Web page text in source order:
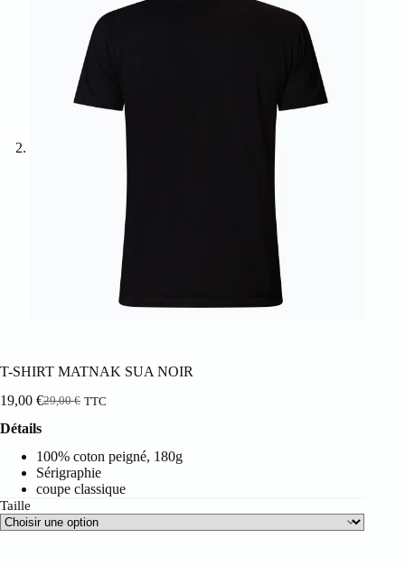
T-SHIRT MATNAK SUA NOIR
29,00€
Le
prix
était :
29,00 €.
19,00 €Le
prix
est :
19,00 €.
TTC
Détails
100% coton peigné, 180g
Sérigraphie
coupe classique
Taille